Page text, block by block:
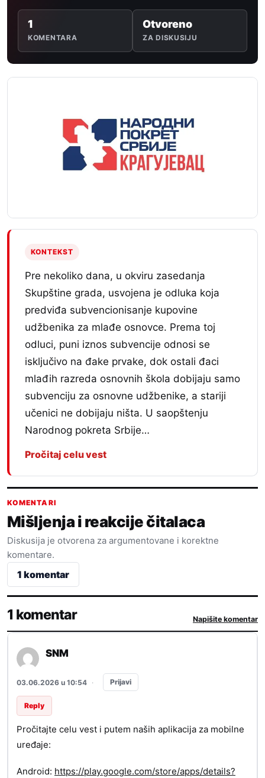
1
KOMENTARA
Otvoreno
ZA DISKUSIJU
KONTEKST
Pre nekoliko dana, u okviru zasedanja
Skupštine grada, usvojena je odluka koja
predviđa subvencionisanje kupovine
udžbenika za mlađe osnovce. Prema toj
odluci, puni iznos subvencije odnosi se
isključivo na đake prvake, dok ostali đaci
mlađih razreda osnovnih škola dobijaju samo
subvenciju za osnovne udžbenike, a stariji
učenici ne dobijaju ništa. U saopštenju
Narodnog pokreta Srbije…
Pročitaj celu vest
KOMENTARI
Mišljenja i reakcije čitalaca
Diskusija je otvorena za argumentovane i korektne
komentare.
1 komentar
1 komentar Napišite komentar
SNM
03.06.2026 u 10:54 · Prijavi
Reply
Pročitajte celu vest i putem naših aplikacija za mobilne
uređaje:
Android: https://play.google.com/store/apps/details?